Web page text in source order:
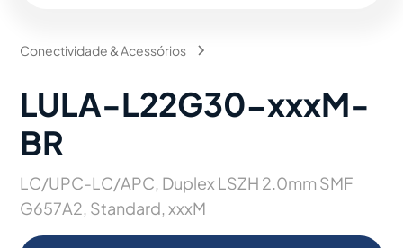
Conectividade & Acessórios
LULA-L22G30-xxxM-
BR
LC/UPC-LC/APC, Duplex LSZH 2.0mm SMF
G657A2, Standard, xxxM